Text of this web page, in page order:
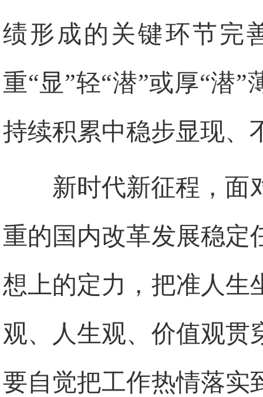
绩形成的关键环节完
重“显”轻“潜”或厚“潜
持续积累中稳步显现、
新时代新征程，面
重的国内改革发展稳定
想上的定力，把准人生
观、人生观、价值观贯
要自觉把工作热情落实